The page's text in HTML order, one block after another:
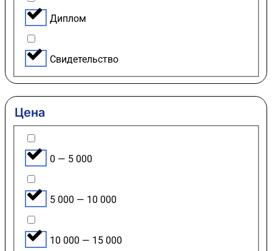
Диплом
Свидетельство
Цена
0 — 5 000
5 000 — 10 000
10 000 — 15 000